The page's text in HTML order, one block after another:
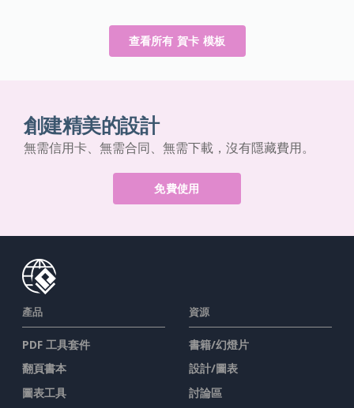
查看所有 賀卡 模板
創建精美的設計
無需信用卡、無需合同、無需下載，沒有隱藏費用。
免費使用
產品
PDF 工具套件
翻頁書本
圖表工具
資源
書籍/幻燈片
設計/圖表
討論區